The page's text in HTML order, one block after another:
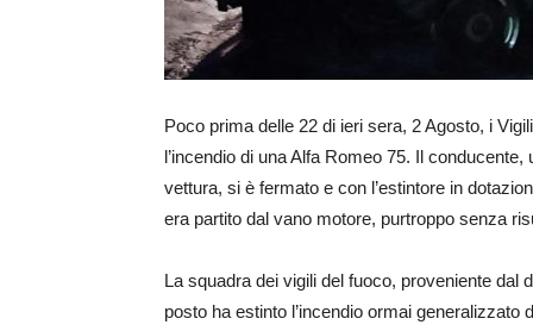
Poco prima delle 22 di ieri sera, 2 Agosto, i
l’incendio di una Alfa Romeo 75. Il
vettura, si è fermato e con l’estintore in
era partito dal vano motore, purtroppo senza
La squadra dei vigili del fuoco, proveniente dal
posto ha estinto l’incendio ormai